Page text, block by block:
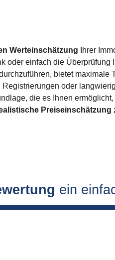
Werteinschätzung Ihrer
oder einfach die
bietet maximale
oder
die es Ihnen
Preiseinschätzung
ein